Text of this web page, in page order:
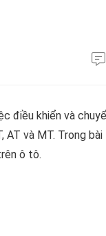
điều khiển và
AT và MT. Trong bài
ô tô.